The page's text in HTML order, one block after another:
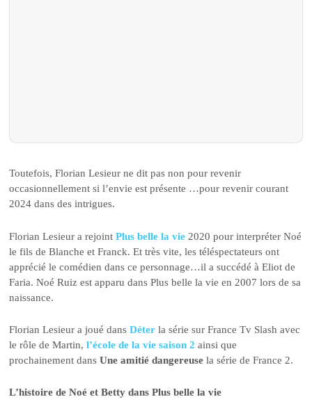
Toutefois, Florian Lesieur ne dit pas non pour revenir
occasionnellement si l’envie est présente …pour revenir courant
2024 dans des intrigues.
Florian Lesieur a rejointPlus belle la vie 2020 pour interpréter Noé
le fils de Blanche et Franck. Et très vite, les téléspectateurs ont
apprécié le comédien dans ce personnage…il a succédé à Eliot de
Faria. Noé Ruiz est apparu dans Plus belle la vie en 2007 lors de sa
naissance.
Florian Lesieur a joué dansDéter la série sur France Tv Slash avec
le rôle de Martin,l’école de la vie saison 2 ainsi que
prochainement dansUne amitié dangereuse la série de France 2.
L’histoire de Noé et Betty dans Plus belle la vie